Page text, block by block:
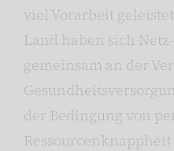
viel Vorarbeit
Land haben sich
gemeinsam an der
der Bedingung von